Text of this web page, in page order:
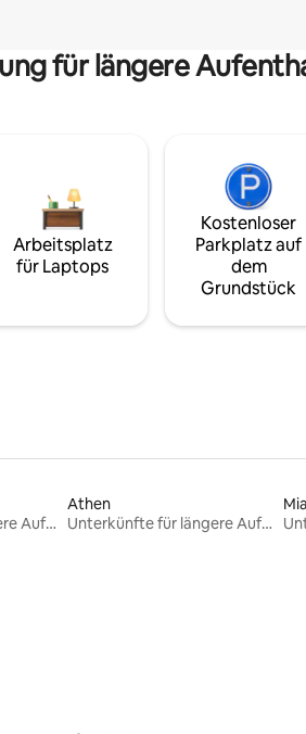
für längere
Arbeitsplatz
für Laptops
Kostenloser
Parkplatz auf
dem
Grundstück
Unterkünfte für längere Aufenthalte
Athen
Unterkünfte für längere Aufenthalte